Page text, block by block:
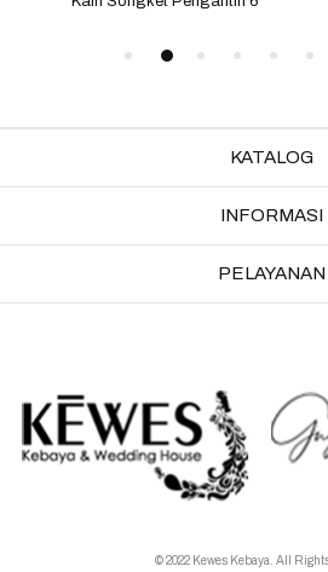
KATALOG
INFORMASI
PELAYANAN
© 2022 Kewes Kebaya. All